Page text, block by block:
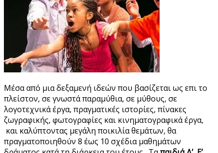
Μέσα από μια δεξαμενή ιδεών που βασίζεται ως επι το
πλείστον, σε γνωστά παραμύθια, σε μύθους, σε
λογοτεχνικά έργα, πραγματικές ιστορίες, πίνακες
ζωγραφικής, φωτογραφίες και κινηματογραφικά έργα,
και καλύπτοντας μεγάλη ποικιλία θεμάτων, θα
πραγματοποιηθούν 8 έως 10 σχέδια μαθημάτων